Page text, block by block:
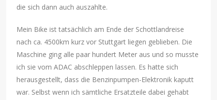
die sich dann auch auszahlte.
Mein Bike ist tatsächlich am Ende der Schottlandreise
nach ca. 4500km kurz vor Stuttgart liegen geblieben. Die
Maschine ging alle paar hundert Meter aus und so musste
ich sie vom ADAC abschleppen lassen. Es hatte sich
herausgestellt, dass die Benzinpumpen-Elektronik kaputt
war. Selbst wenn ich sämtliche Ersatzteile dabei gehabt